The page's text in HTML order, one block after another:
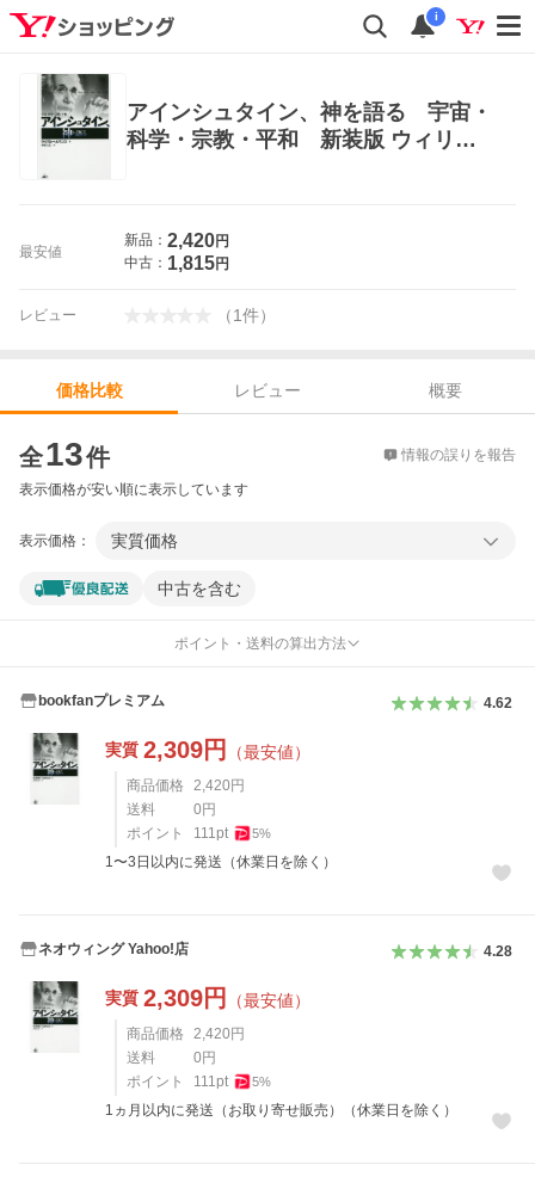
i
アインシュタイン、神を語る 宇宙・
科学・宗教・平和 新装版 ウィリア
最安値
新品： 2,420円
中古： 1,815円
レビュー （1件）
価格比較 レビュー
概要
全13件 情報の誤りを報告
表示価格が安い順に表示しています
表示価格： 実質価格
中古を含む
ポイント・送料の算出方法
bookfanプレミアム 4.62
実質 2,309円 （最安値）
商品価格 2,420 円
送料
0 円
ポイント
111pt 5%
1〜3日以内に発送（休業日を除く）
ネオウィング Yahoo!店 4.28
実質 2,309円 （最安値）
商品価格 2,420 円
送料
0 円
ポイント
111pt 5%
1ヵ月以内に発送（お取り寄せ販売）（休業日を除く）